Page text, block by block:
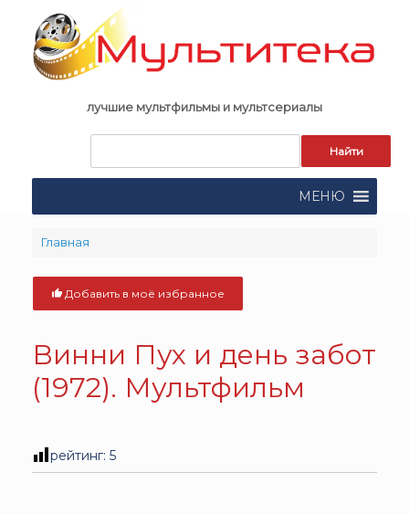
content
лучшие мультфильмы и мультсериалы
поиска:
МЕНЮ
Главная
Добавить в моё избранное
Винни Пух и день забот
(1972). Мультфильм
рейтинг: 5